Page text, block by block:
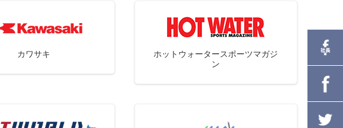
カワサキ
ホットウォータースポーツマガジ
ン